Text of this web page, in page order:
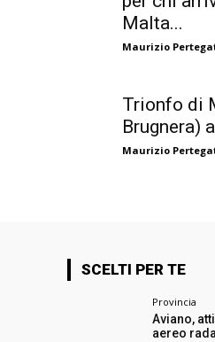
Malta...
Maurizio
Trionfo di
Brugnera)
Maurizio
SCELTI PER TE
Provincia
Aviano,
aereo